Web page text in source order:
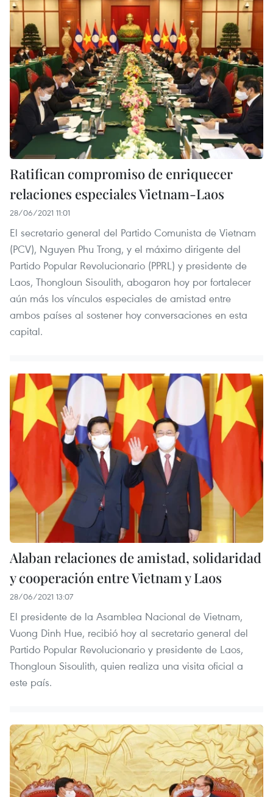
Ratifican compromiso de enriquecer
relaciones especiales Vietnam-Laos
28/06/2021 11:01
El secretario general del Partido Comunista de Vietnam
(PCV), Nguyen Phu Trong, y el máximo dirigente del
Partido Popular Revolucionario (PPRL) y presidente de
Laos, Thongloun Sisoulith, abogaron hoy por fortalecer
aún más los vínculos especiales de amistad entre
ambos países al sostener hoy conversaciones en esta
capital.
Alaban relaciones de amistad, solidaridad
y cooperación entre Vietnam y Laos
28/06/2021 13:07
El presidente de la Asamblea Nacional de Vietnam,
Vuong Dinh Hue, recibió hoy al secretario general del
Partido Popular Revolucionario y presidente de Laos,
Thongloun Sisoulith, quien realiza una visita oficial a
este país.